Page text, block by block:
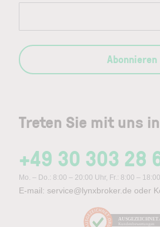
Treten Sie mit uns
+49 30 303 28
Mo. – Do.: 8:00 – 20:00 Uhr, Fr.: 8:00 –
E-mail: service@lynxbroker.de oder
AUSGEZEICHNET
Kundenbewertungen
Abonnieren